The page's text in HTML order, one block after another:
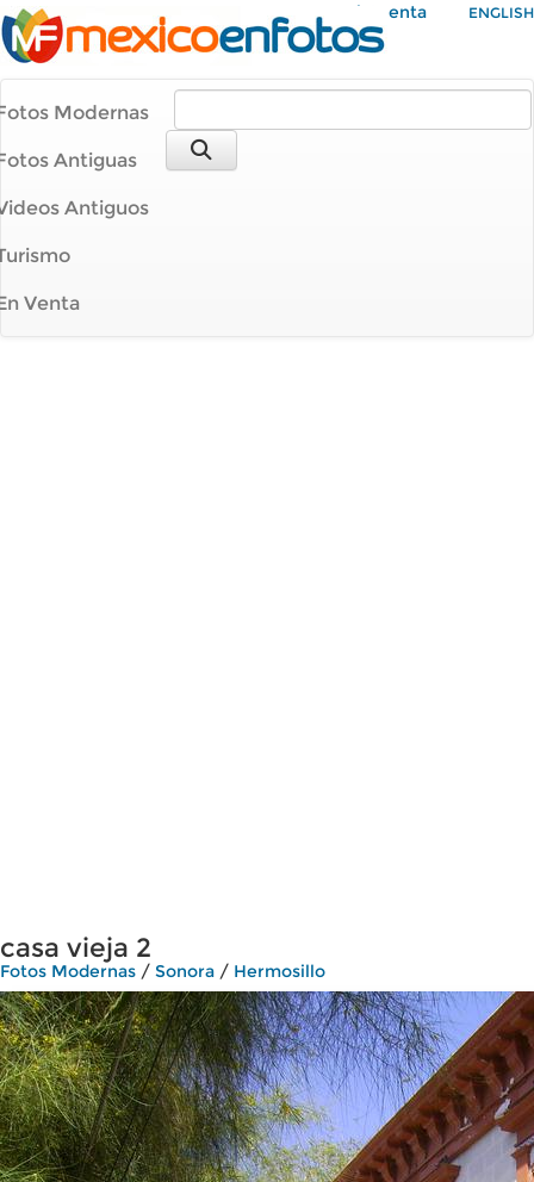
Mi Cuenta ENGLISH
Modernas
Antiguas
Antiguos
Venta
casa vieja 2
Fotos Modernas / Sonora / Hermosillo